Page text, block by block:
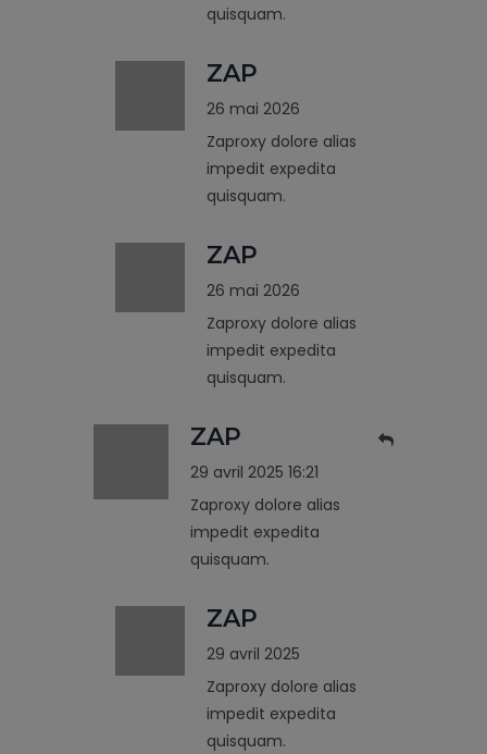
quisquam.
ZAP
26 mai 2026
Zaproxy dolore alias
impedit expedita
quisquam.
ZAP
26 mai 2026
Zaproxy dolore alias
impedit expedita
quisquam.
ZAP
29 avril 2025 16:21
Zaproxy dolore alias
impedit expedita
quisquam.
ZAP
29 avril 2025
Zaproxy dolore alias
impedit expedita
quisquam.